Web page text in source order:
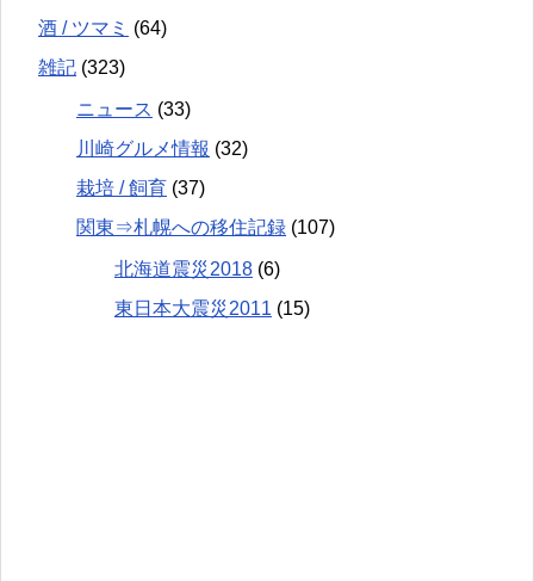
酒 / ツマミ (64)
雑記 (323)
ニュース (33)
川崎グルメ情報 (32)
栽培 / 飼育 (37)
関東⇒札幌への移住記録 (107)
北海道震災2018 (6)
東日本大震災2011 (15)